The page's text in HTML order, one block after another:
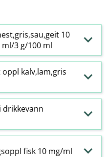
10
ml/3 g/100 ml
kalv,lam,gris
drikkevann
fisk 10 mg/ml